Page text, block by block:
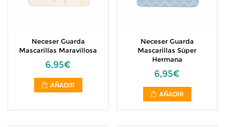
Neceser Guarda
Mascarillas Maravillosa
6,95€
AÑADIR
Neceser Guarda
Mascarillas Súper
Hermana
6,95€
AÑADIR